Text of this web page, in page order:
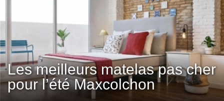
Les meilleurs matelas pas cher
pour l’été Maxcolchon